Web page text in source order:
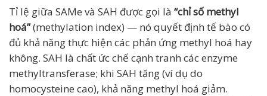
Tỉ lệ giữa SAMe và SAH được gọi là “chỉ số methyl
hoá”(methylation index) — nó quyết định tế bào có
đủ khả năng thực hiện các phản ứng methyl hoá hay
không. SAH là chất ức chế cạnh tranh các enzyme
methyltransferase; khi SAH tăng (ví dụ do
homocysteine cao), khả năng methyl hoá giảm.